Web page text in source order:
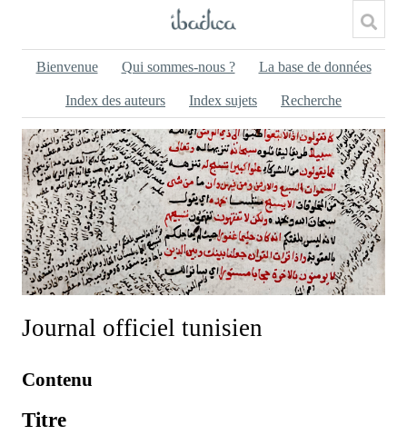
Bienvenue Qui sommes-nous ? La base de données
Index des auteurs Index sujets Recherche
Journal officiel tunisien
Contenu
Titre